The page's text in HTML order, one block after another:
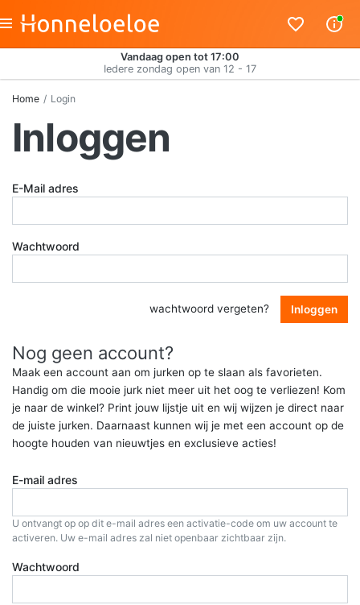
Vandaag open tot 17:00
Iedere zondag open van 12 - 17
Home Login
Inloggen
E-Mail adres
Wachtwoord
wachtwoord vergeten? Inloggen
Nog geen account?
Maak een account aan om jurken op te slaan als favorieten.
Handig om die mooie jurk niet meer uit het oog te verliezen! Kom
je naar de winkel? Print jouw lijstje uit en wij wijzen je direct naar
de juiste jurken. Daarnaast kunnen wij je met een account op de
hoogte houden van nieuwtjes en exclusieve acties!
E-mail adres
U ontvangt op op dit e-mail adres een activatie-code om uw account te
activeren. Uw e-mail adres zal niet openbaar zichtbaar zijn.
Wachtwoord